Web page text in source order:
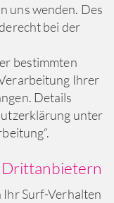
uns wenden. Des
bei der
bestimmten
Ihrer
Details
unter
Drittanbietern
Ihr Surf-Verhalten